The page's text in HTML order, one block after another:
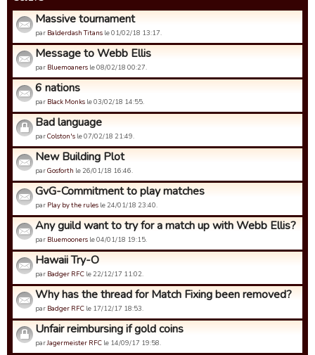
Massive tournament
par Balderdash Titans le 01/02/18 13:17.
Message to Webb Ellis
par Bluemoaners le 08/02/18 00:27.
6 nations
par Black Monks le 03/02/18 14:55.
Bad language
parColston's le 07/02/18 21:49.
New Building Plot
parGosforth le 26/01/18 16:46.
GvG-Commitment to play matches
par Play by the rules le 24/01/18 23:40.
Any guild want to try for a match up with Webb Ellis?
par Bluemooners le 04/01/18 19:15.
Hawaii Try-O
par Badger RFC le 22/12/17 11:02.
Why has the thread for Match Fixing been removed?
par Badger RFC le 17/12/17 18:53.
Unfair reimbursing if gold coins
parJagermeister RFC le 14/09/17 19:58.